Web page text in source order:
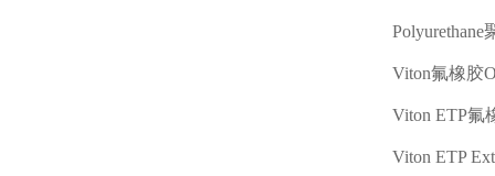
Polyurethane
Viton氟橡胶
Viton ETP氟
Viton ETP